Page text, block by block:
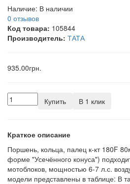
Наличие: В наличии
0 отзывов
Код товара: 105844
Производитель: ТАТА
935.00грн.
Купить В 1 клик
Краткое описание
Поршень, кольца, палец к-кт 180F
форме "Усечённого конуса")
мотоблоков, мощностью 6-7 л.с.
модели представлены в таблице: В